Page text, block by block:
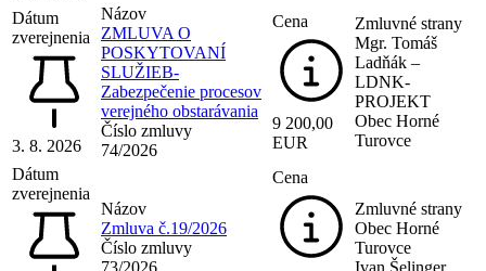
Dátum
zverejnenia
3. 8. 2026
Názov
ZMLUVA O
POSKYTOVANÍ
SLUŽIEB-
Zabezpečenie procesov
verejného obstarávania
Číslo zmluvy
74/2026
Cena
9 200,00
EUR
Zmluvné strany
Mgr. Tomáš
Ladňák –
LDNK-
PROJEKT
Obec Horné
Turovce
Dátum
zverejnenia
Názov
Zmluva č.19/2026
Číslo zmluvy
73/2026
Cena
Zmluvné strany
Obec Horné
Turovce
Ivan Šelinger